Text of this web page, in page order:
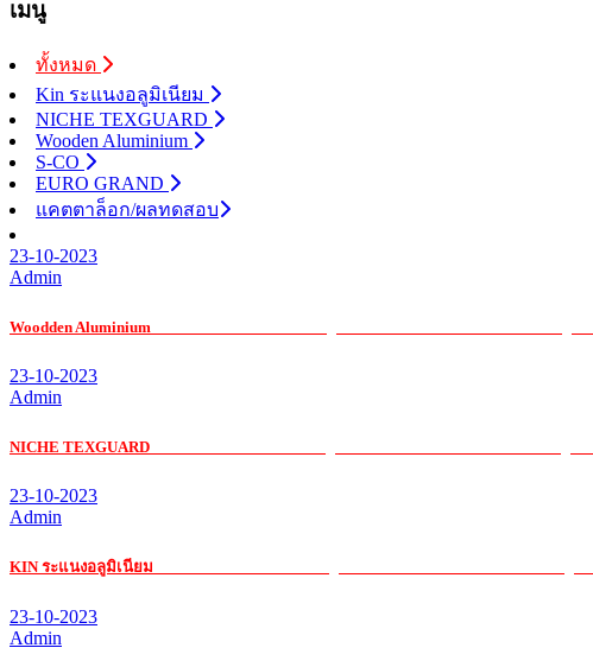
เมนู
ทั้งหมด
Kin ระแนงอลูมิเนียม
NICHE TEXGUARD
Wooden Aluminium
S-CO
EURO GRAND
แคตตาล็อก/ผลทดสอบ
23-10-2023
Admin
Woodden Aluminium
23-10-2023
Admin
NICHE TEXGUARD
23-10-2023
Admin
KIN ระแนงอลูมิเนียม
23-10-2023
Admin